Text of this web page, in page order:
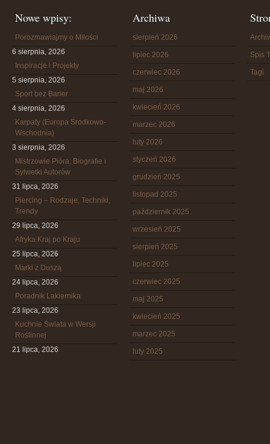
Nowe wpisy:
Porozmawiajmy o Miłości
6 sierpnia, 2026
Inspiracje i Projekty
5 sierpnia, 2026
Sport bez Barier
4 sierpnia, 2026
Karpaty (Europa Środkowo-
Wschodnia)
3 sierpnia, 2026
Mistrzowie Pióra: Biografie i
Sylwetki Autorów
31 lipca, 2026
Piercing – Rodzaje, Techniki,
Trendy
29 lipca, 2026
Afryka Kraj po Kraju
25 lipca, 2026
Marki z Duszą
24 lipca, 2026
Poradnik Lakiernika
23 lipca, 2026
Kuchnie Świata w Wersji
Roślinnej
21 lipca, 2026
Archiwa
sierpień 2026
lipiec 2026
czerwiec 2026
maj 2026
kwiecień 2026
marzec 2026
luty 2026
styczeń 2026
grudzień 2025
listopad 2025
październik 2025
wrzesień 2025
sierpień 2025
lipiec 2025
czerwiec 2025
maj 2025
kwiecień 2025
marzec 2025
luty 2025
Spis
Tagi